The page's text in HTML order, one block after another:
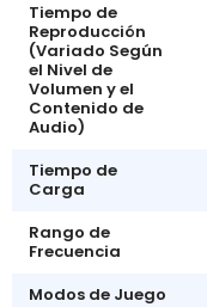
Tiempo de
Reproducción
(Variado Según
el Nivel de
Volumen y el
Contenido de
Audio)
Tiempo de
Carga
Rango de
Frecuencia
Modos de Juego